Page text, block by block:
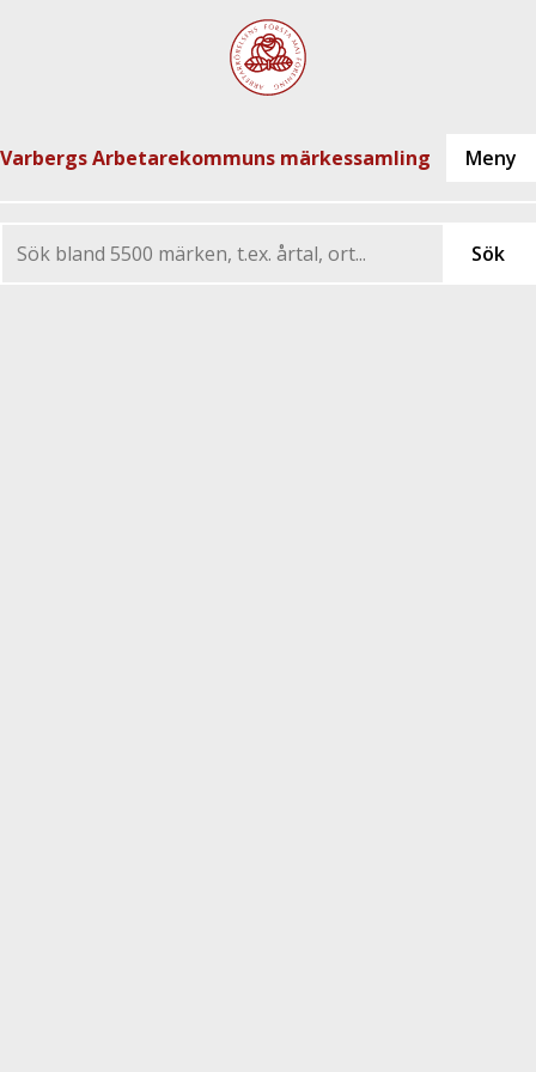
Varbergs Arbetarekommuns märkessamling